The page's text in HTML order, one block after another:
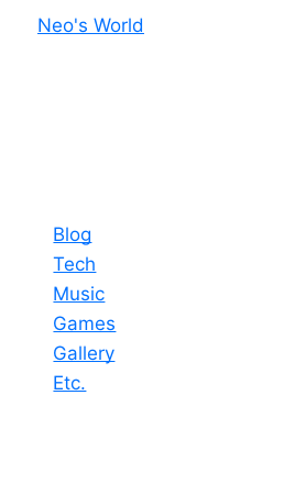
Neo's World
Blog
Tech
Music
Games
Gallery
Etc.